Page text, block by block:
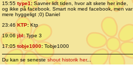
15:55 type1:Savner lidt tiden, hvor alt skete her inde,
og ikke på facebook. Smart nok med facebook, men var
mere hyggeligt ;0) Daniel
23:46 KTP:Ktp
19:06jbl:Type 3
17:05tobje1000: Tobje1000
Du kan se senesteshout historik her...